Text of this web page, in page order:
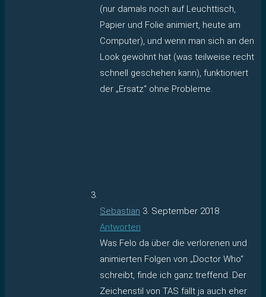
(nur damals noch auf Leuchttisch,
Papier und Folie animiert, heute am
Computer), und wenn man sich an den
Look gewöhnt hat (was teilweise recht
schnell geschehen kann), funktioniert
der „Ersatz“ ohne Probleme.
Sebastian 3. September 2018
Antworten
Was Felo da über die verlorenen und
animierten Folgen von „Doctor Who“
schreibt, finde ich ganz treffend. Der
Zeichenstil von TAS fällt ja auch eher